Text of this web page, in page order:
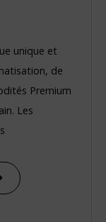
unique et
de
Premium
Les